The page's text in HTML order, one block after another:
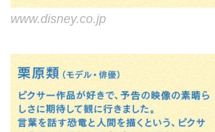
www.disney.co.jp